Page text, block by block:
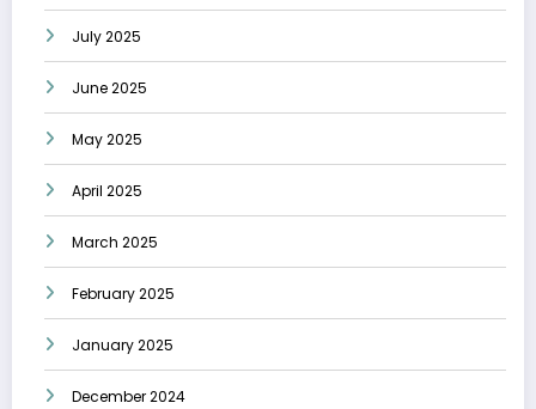
July 2025
June 2025
May 2025
April 2025
March 2025
February 2025
January 2025
December 2024